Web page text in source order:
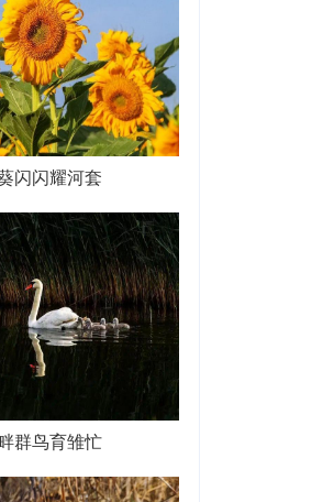
闪闪耀河套
群鸟育雏忙